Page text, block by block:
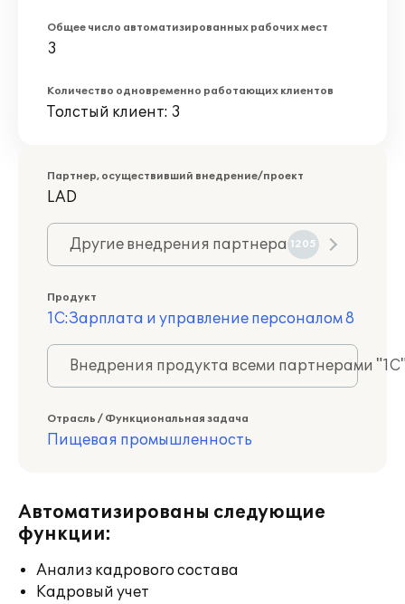
Общее число автоматизированных рабочих мест
3
Количество одновременно работающих клиентов
Толстый клиент: 3
Партнер, осуществивший внедрение/проект
LAD
Другие внедрения партнера 1205
Продукт
1С:Зарплата и управление персоналом 8
Внедрения продукта всеми партнерами
Отрасль / Функциональная задача
Пищевая промышленность
Автоматизированы следующие
функции:
Анализ кадрового состава
Кадровый учет